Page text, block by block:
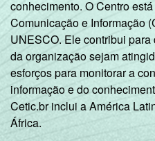
conhecimento. O Centro
Comunicação e Informação
UNESCO. Ele contribui
da organização sejam
esforços para monitorar a
informação e do
Cetic.br inclui a América
África.